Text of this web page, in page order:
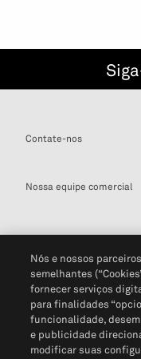
Contate-nos
Nossa equipe comercial
Definições de cookies
Disclaimers Legais
Política de Privacidade
Não Venda Minhas
Nós e nossos
semelhantes
fornecer serviços
para finalidades
funcionalidade,
e publicidade
modificar suas